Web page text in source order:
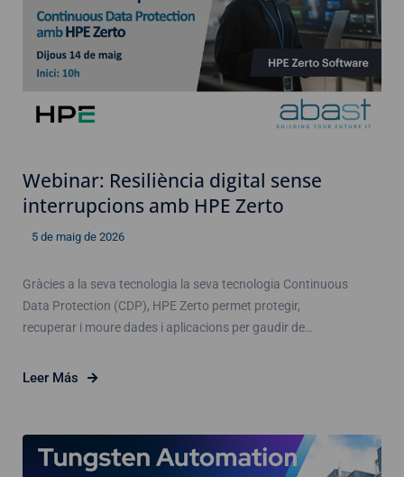
Webinar: Resiliència digital sense
interrupcions amb HPE Zerto
5 de maig de 2026
Gràcies a la seva tecnologia la seva tecnologia Continuous
Data Protection (CDP), HPE Zerto permet protegir,
recuperar i moure dades i aplicacions per gaudir de…
Leer Más